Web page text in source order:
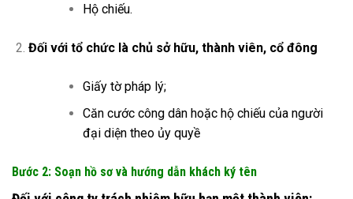
Hộ chiếu.
Đối với tổ chức là chủ sở hữu, thành viên, cổ đông
Giấy tờ pháp lý;
Căn cước công dân hoặc hộ chiếu của người
đại diện theo ủy quyề
Bước 2: Soạn hồ sơ và hướng dẫn khách ký tên